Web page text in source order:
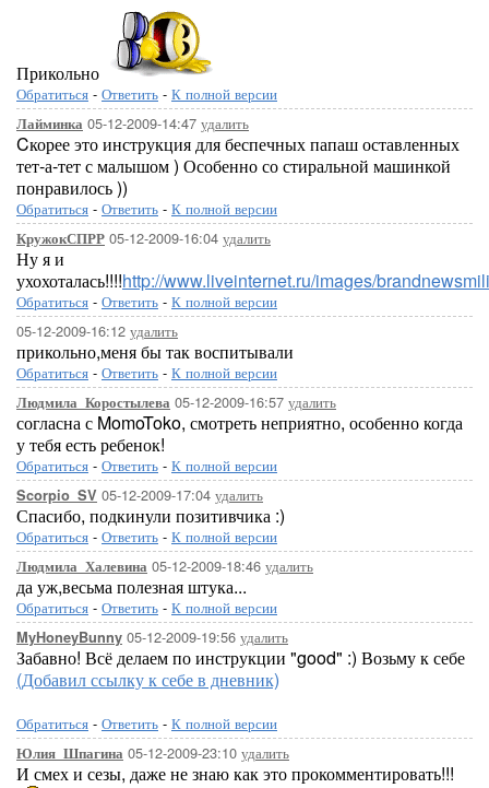
Прикольно
Обратиться - Ответить - К полной версии
Лайминка 05-12-2009-14:47 удалить
Cкорее это инструкция для беспечных папаш оставленных
тет-а-тет с малышом ) Особенно со стиральной машинкой
понравилось ))
Обратиться - Ответить - К полной версии
КружокСПРР 05-12-2009-16:04 удалить
Ну я и
ухохоталась!!!!http://www.liveinternet.ru/images/
Обратиться - Ответить - К полной версии
05-12-2009-16:12 удалить
прикольно,меня бы так воспитывали
Обратиться - Ответить - К полной версии
Людмила_Коростылева 05-12-2009-16:57 удалить
согласна с MomoToko, смотреть неприятно, особенно когда
у тебя есть ребенок!
Обратиться - Ответить - К полной версии
Scorpio_SV 05-12-2009-17:04 удалить
Спасибо, подкинули позитивчика :)
Обратиться - Ответить - К полной версии
Людмила_Халевина 05-12-2009-18:46 удалить
да уж,весьма полезная штука...
Обратиться - Ответить - К полной версии
MyHoneyBunny 05-12-2009-19:56 удалить
Забавно! Всё делаем по инструкции "good" :) Возьму к себе
(Добавил ссылку к себе в дневник)
Обратиться - Ответить - К полной версии
Юлия_Шпагина 05-12-2009-23:10 удалить
И смех и сезы, даже не знаю как это прокомментировать!!!